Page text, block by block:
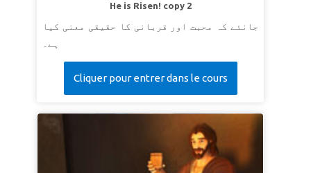
He is Risen! copy 2
جانئے کہ محبت اور قربانی کا حقیقی معنی کیا
ہے۔
Cliquer pour entrer dans le cours